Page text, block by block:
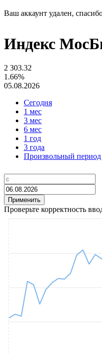
Ваш аккаунт удален,
Индекс
2 303.32
1.66%
05.08.2026
Сегодня
1 мес
3 мес
6 мес
1 год
3 года
Произвольный период
Проверьте корректность